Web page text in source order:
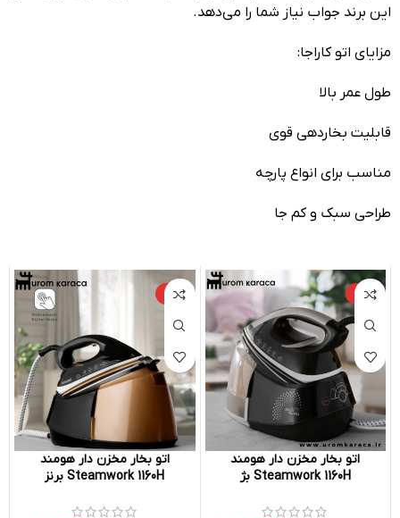
این برند جواب نیاز شما را می‌دهد.
مزایای اتو کاراجا:
طول عمر بالا
قابلیت بخاردهی قوی
مناسب برای انواع پارچه
طراحی سبک و کم جا
-۶%
اتو بخار مخزن دار هومند
Steamwork 1160H بژ
-۶%
اتو بخار مخزن دار هومند
Steamwork 1160H برنز